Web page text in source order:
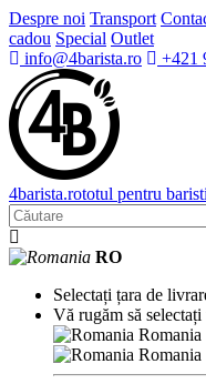
Despre noi Transport
cadou Special Outlet
info@4barista.ro
+421
4barista.rototul pentru baristi
RO
Selectați țara de
Vă rugăm să selectați
Romania
Romania